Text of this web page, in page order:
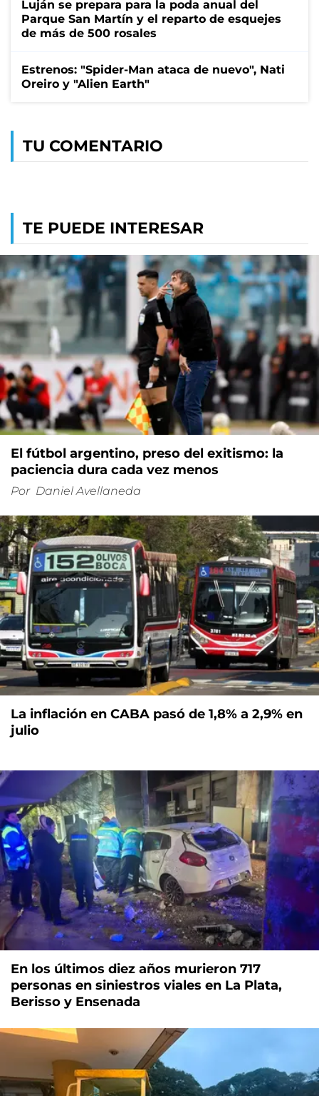
Luján se prepara para la poda anual del
Parque San Martín y el reparto de esquejes
de más de 500 rosales
Estrenos: "Spider-Man ataca de nuevo", Nati
Oreiro y "Alien Earth"
TU COMENTARIO
TE PUEDE INTERESAR
El fútbol argentino, preso del exitismo: la
paciencia dura cada vez menos
Por Daniel Avellaneda
La inflación en CABA pasó de 1,8% a 2,9% en
julio
En los últimos diez años murieron 717
personas en siniestros viales en La Plata,
Berisso y Ensenada